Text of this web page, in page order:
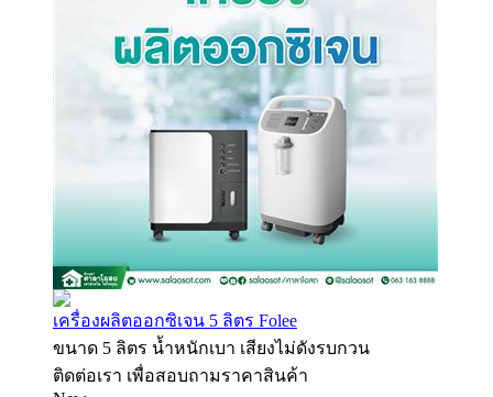
เครื่องผลิตออกซิเจน 5 ลิตร Folee
ขนาด 5 ลิตร น้ำหนักเบา เสียงไม่ดังรบกวน
ติดต่อเรา เพื่อสอบถามราคาสินค้า